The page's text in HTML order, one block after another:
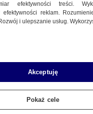
w windę,
obraz.
kamera
efektywności treści.
efektywności reklam.
i ulepszanie usług.
Akceptuję
Pokaż cele